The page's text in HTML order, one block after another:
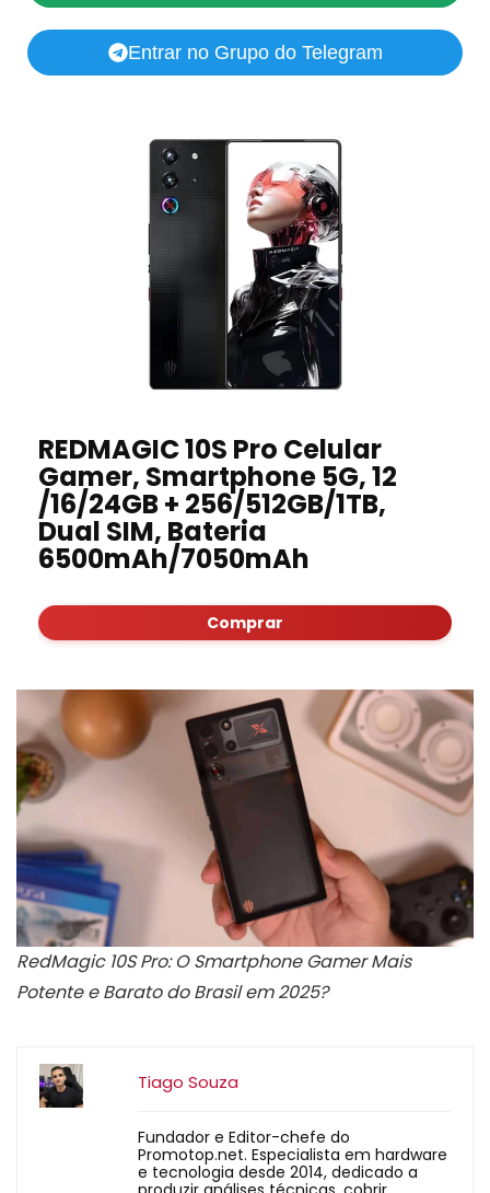
Entrar no Grupo do Telegram
REDMAGIC 10S Pro Celular
Gamer, Smartphone 5G, 12
/16/24GB + 256/512GB/1TB,
Dual SIM, Bateria
6500mAh/7050mAh
Comprar
RedMagic 10S Pro: O Smartphone Gamer Mais
Potente e Barato do Brasil em 2025?
Tiago Souza
Fundador e Editor-chefe do
Promotop.net. Especialista em hardware
e tecnologia desde 2014, dedicado a